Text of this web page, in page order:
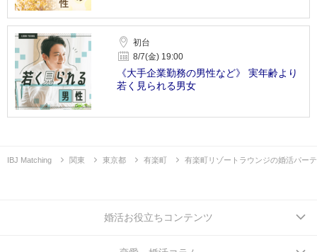
初台
8/7(金) 19:00
《大手企業勤務の男性など》 実年齢より
若く見られる男女
IBJ Matching 関東 東京都 有楽町 有楽町リゾートラウンジの婚活パー
婚活お役立ちコンテンツ